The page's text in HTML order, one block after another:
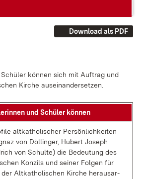
Download als PDF
kön­nen sich mit Auf­trag und
Kir­che aus­ein­an­der­set­zen.
und Schü­ler kön­nen
alt­ka­tho­li­scher Per­sön­lich­kei­ten
von Döl­lin­ger, Hu­bert Jo­seph
von Schul­te) die Be­deu­tung des
Kon­zils und sei­ner Fol­gen für
der Alt­ka­tho­li­schen Kir­che her­aus­ar­